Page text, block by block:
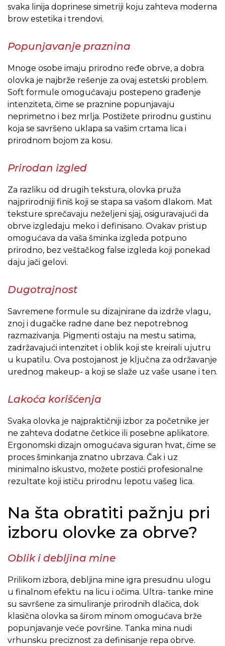
svaka linija doprinese simetriji koju zahteva moderna
brow estetika i trendovi.
Popunjavanje praznina
Mnoge osobe imaju prirodno ređe obrve, a dobra
olovka je najbrže rešenje za ovaj estetski problem.
Soft formule omogućavaju postepeno građenje
intenziteta, čime se praznine popunjavaju
neprimetno i bez mrlja. Postižete prirodnu gustinu
koja se savršeno uklapa sa vašim crtama lica i
prirodnom bojom za kosu.
Prirodan izgled
Za razliku od drugih tekstura, olovka pruža
najprirodniji finiš koji se stapa sa vašom dlakom. Mat
teksture sprečavaju neželjeni sjaj, osiguravajući da
obrve izgledaju meko i definisano. Ovakav pristup
omogućava da vaša šminka izgleda potpuno
prirodno, bez veštačkog false izgleda koji ponekad
daju jači gelovi.
Dugotrajnost
Savremene formule su dizajnirane da izdrže vlagu,
znoj i dugačke radne dane bez nepotrebnog
razmazivanja. Pigmenti ostaju na mestu satima,
zadržavajući intenzitet i oblik koji ste kreirali ujutru
u kupatilu. Ova postojanost je ključna za održavanje
urednog makeup- a koji se slaže uz vaše usane i ten.
Lakoća korišćenja
Svaka olovka je najpraktičniji izbor za početnike jer
ne zahteva dodatne četkice ili posebne aplikatore.
Ergonomski dizajn omogućava siguran hvat, čime se
proces šminkanja znatno ubrzava. Čak i uz
minimalno iskustvo, možete postići profesionalne
rezultate koji ističu prirodnu lepotu vašeg lica.
Na šta obratiti pažnju pri
izboru olovke za obrve?
Oblik i debljina mine
Prilikom izbora, debljina mine igra presudnu ulogu
u finalnom efektu na licu i očima. Ultra- tanke mine
su savršene za simuliranje prirodnih dlačica, dok
klasična olovka sa širom minom omogućava brže
popunjavanje veće površine. Tanka mina nudi
vrhunsku preciznost za definisanje repa obrve.